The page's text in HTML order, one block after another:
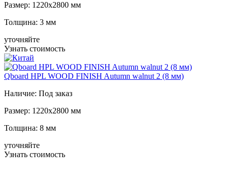
Размер: 1220x2800 мм
Толщина: 3 мм
уточняйте
Узнать стоимость
Qboard HPL WOOD FINISH Autumn walnut 2 (8 мм)
Наличие: Под заказ
Размер: 1220x2800 мм
Толщина: 8 мм
уточняйте
Узнать стоимость